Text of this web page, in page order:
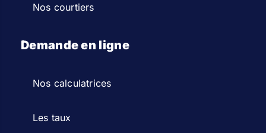
Nos courtiers
Demande en ligne
Nos calculatrices
Les taux